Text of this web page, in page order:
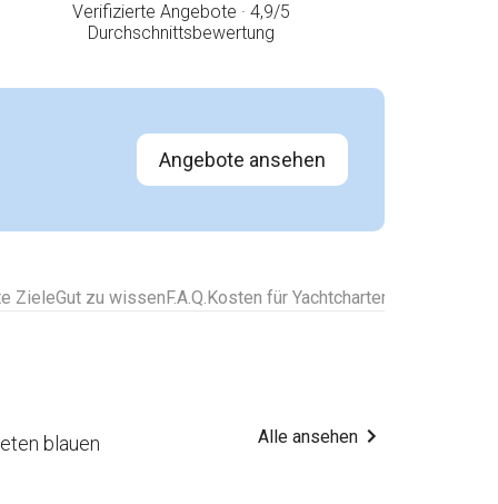
Verifizierte Angebote · 4,9/5
Durchschnittsbewertung
Angebote ansehen
ZieleGut zu wissenF.A.Q.Kosten für Yachtcharter
blauen
Alle ansehen